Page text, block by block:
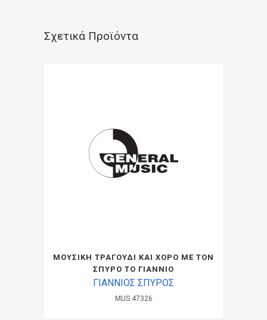
Σχετικά Προϊόντα
ΜΟΥΣΙΚΗ ΤΡΑΓΟΥΔΙ ΚΑΙ ΧΟΡΟ ΜΕ ΤΟΝ
ΣΠΥΡΟ ΤΟ ΓΙΑΝΝΙΟ
ΓΙΑΝΝΙΟΣ ΣΠΥΡΟΣ
MUS.47326